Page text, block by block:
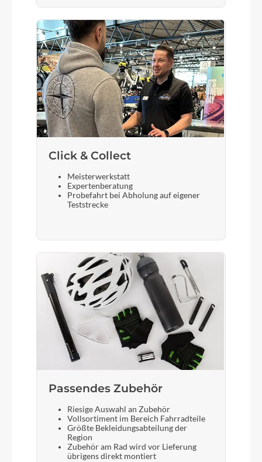
Click & Collect
Meisterwerkstatt
Expertenberatung
Probefahrt bei Abholung auf eigener
Teststrecke
Passendes Zubehör
Riesige Auswahl an Zubehör
Vollsortiment im Bereich Fahrradteile
Größte Bekleidungsabteilung der
Region
Zubehör am Rad wird vor Lieferung
übrigens direkt montiert